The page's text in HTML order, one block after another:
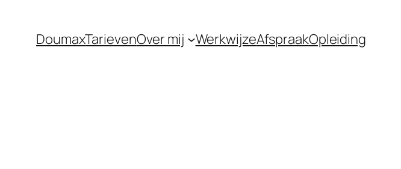
DoumaxTarievenOver mij WerkwijzeAfspraakOpleiding